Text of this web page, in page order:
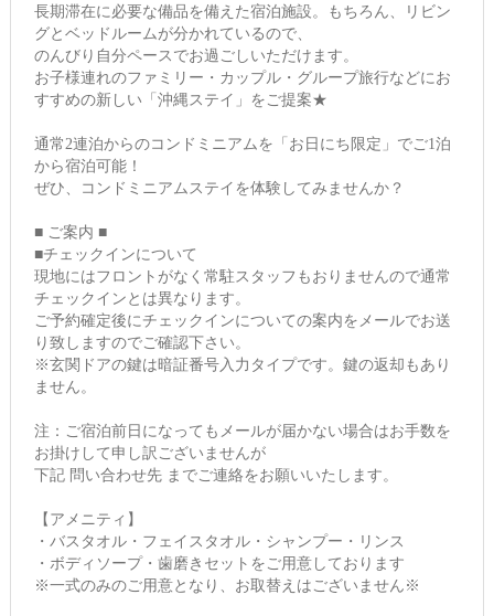
長期滞在に必要な備品を備えた宿泊施設。もちろん、リビン
グとベッドルームが分かれているので、
のんびり自分ペースでお過ごしいただけます。
お子様連れのファミリー・カップル・グループ旅行などにお
すすめの新しい「沖縄ステイ」をご提案★
通常2連泊からのコンドミニアムを「お日にち限定」でご1泊
から宿泊可能！
ぜひ、コンドミニアムステイを体験してみませんか？
■ ご案内 ■
■チェックインについて
現地にはフロントがなく常駐スタッフもおりませんので通常
チェックインとは異なります。
ご予約確定後にチェックインについての案内をメールでお送
り致しますのでご確認下さい。
※玄関ドアの鍵は暗証番号入力タイプです。鍵の返却もあり
ません。
注：ご宿泊前日になってもメールが届かない場合はお手数を
お掛けして申し訳ございませんが
下記 問い合わせ先 までご連絡をお願いいたします。
【アメニティ】
・バスタオル・フェイスタオル・シャンプー・リンス
・ボディソープ・歯磨きセットをご用意しております
※一式のみのご用意となり、お取替えはございません※